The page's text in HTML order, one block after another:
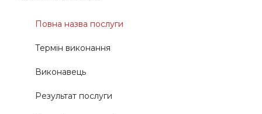
Повна назва послуги
Термін виконання
Виконавець
Результат послуги